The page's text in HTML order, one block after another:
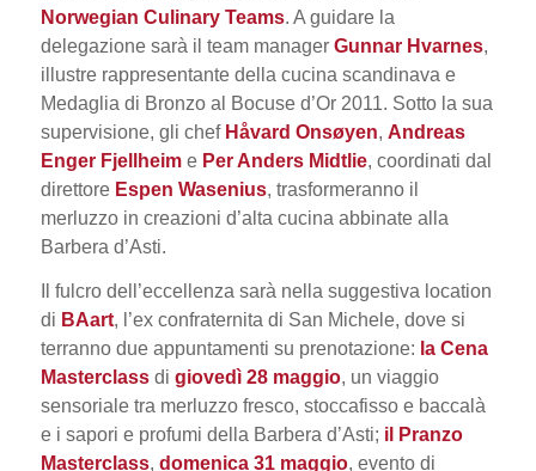
Norwegian Culinary Teams. A guidare la
delegazione sarà il team manager Gunnar Hvarnes,
illustre rappresentante della cucina scandinava e
Medaglia di Bronzo al Bocuse d’Or 2011. Sotto la sua
supervisione, gli chef Håvard Onsøyen, Andreas
Enger Fjellheime Per Anders Midtlie, coordinati dal
direttore Espen Wasenius, trasformeranno il
merluzzo in creazioni d’alta cucina abbinate alla
Barbera d’Asti.
Il fulcro dell’eccellenza sarà nella suggestiva location
di BAart, l’ex confraternita di San Michele, dove si
terranno due appuntamenti su prenotazione: la Cena
Masterclass di giovedì 28 maggio, un viaggio
sensoriale tra merluzzo fresco, stoccafisso e baccalà
e i sapori e profumi della Barbera d’Asti; il Pranzo
Masterclass, domenica 31 maggio, evento di